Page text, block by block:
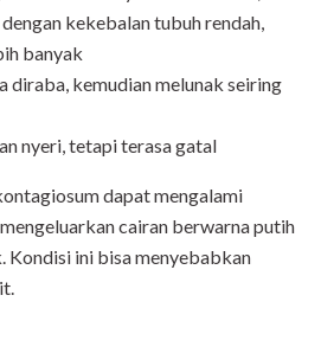
kekebalan tubuh rendah,
banyak
diraba, kemudian melunak seiring
nyeri, tetapi terasa gatal
dapat mengalami
cairan berwarna putih
Kondisi ini bisa menyebabkan